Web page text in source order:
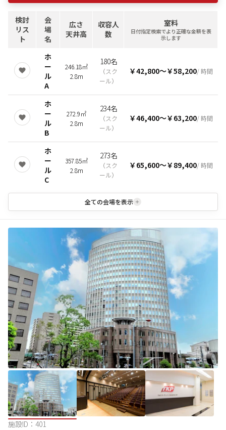
検討
リス
ト
会
場
名
広さ
天井高
収容人
数
室料
日付指定検索でより正確な金額を表
示します
ホ
ー
ル
A
246.18㎡
2.8m
180名
（スク
ール）
￥42,800〜￥58,200/ 時間
ホ
ー
ル
B
272.9㎡
2.8m
234名
（スク
ール）
￥46,400〜￥63,200/ 時間
ホ
ー
ル
C
357.85㎡
2.8m
273名
（スク
ール）
￥65,600〜￥89,400/ 時間
全ての会場を表示
施設ID： 401